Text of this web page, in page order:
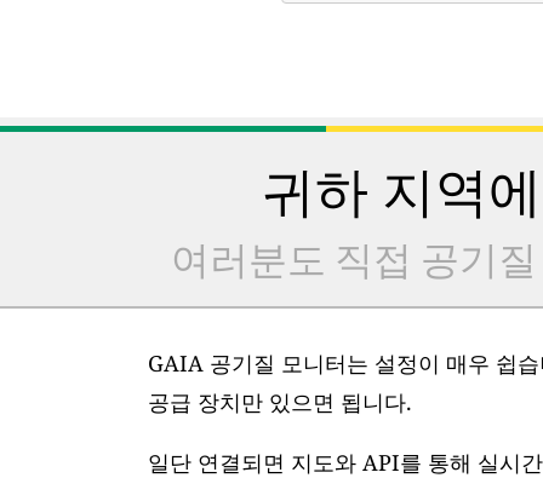
귀하 지역
여러분도 직접 공기
GAIA 공기질 모니터는 설정이 매우 쉽
공급 장치만 있으면 됩니다.
일단 연결되면 지도와 API를 통해 실시